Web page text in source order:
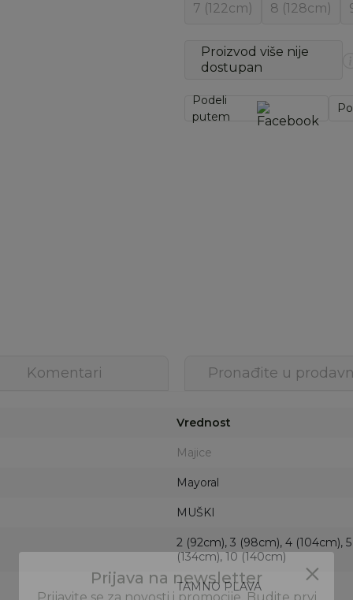
7 (122cm) 8 (128cm)
Proizvod više nije
dostupan
Podeli
putem
Komentari Pronađite u
Vrednost
Majice
Mayoral
MUŠKI
2 (92cm), 3 (98cm), 4 (104cm),
(134cm), 10 (140cm)
TAMNO PLAVA